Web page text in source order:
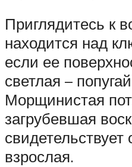
Приглядитесь к
находится над
если ее
светлая –
Морщинистая
загрубевшая
взрослая.